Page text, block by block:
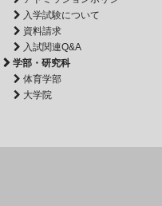
入学試験について
資料請求
入試関連Q&A
学部・研究科
体育学部
大学院